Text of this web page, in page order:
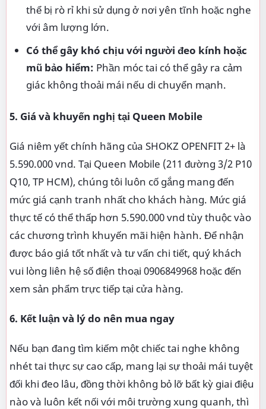
thể bị rò rỉ khi sử dụng ở nơi yên tĩnh hoặc nghe
với âm lượng lớn.
Có thể gây khó chịu với người đeo kính hoặc
mũ bảo hiểm: Phần móc tai có thể gây ra cảm
giác không thoải mái nếu di chuyển mạnh.
5. Giá và khuyến nghị tại Queen Mobile
Giá niêm yết chính hãng của SHOKZ OPENFIT 2+ là
5.590.000 vnd. Tại Queen Mobile (211 đường 3/2 P10
Q10, TP HCM), chúng tôi luôn cố gắng mang đến
mức giá cạnh tranh nhất cho khách hàng. Mức giá
thực tế có thể thấp hơn 5.590.000 vnd tùy thuộc vào
các chương trình khuyến mãi hiện hành. Để nhận
được báo giá tốt nhất và tư vấn chi tiết, quý khách
vui lòng liên hệ số điện thoại 0906849968 hoặc đến
xem sản phẩm trực tiếp tại cửa hàng.
6. Kết luận và lý do nên mua ngay
Nếu bạn đang tìm kiếm một chiếc tai nghe không
nhét tai thực sự cao cấp, mang lại sự thoải mái tuyệt
đối khi đeo lâu, đồng thời không bỏ lỡ bất kỳ giai điệu
nào và luôn kết nối với môi trường xung quanh, thì